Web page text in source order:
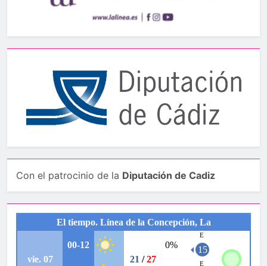
Con el patrocinio de la Diputación de Cadiz